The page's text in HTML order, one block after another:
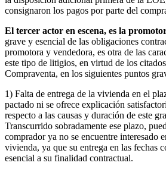
consignaron los pagos por parte del
El tercer actor en escena, es la
grave y esencial de las obligaciones
promotora y vendedora, es otra de las
este tipo de litigios, en virtud de los
Compraventa, en los siguientes puntos
1) Falta de entrega de la vivienda en el
pactado ni se ofrece explicación
respecto a las causas y duración de este
Transcurrido sobradamente ese plazo,
comprador ya no se encuentre interesado
vivienda, ya que su entrega en las fechas
esencial a su finalidad contractual.